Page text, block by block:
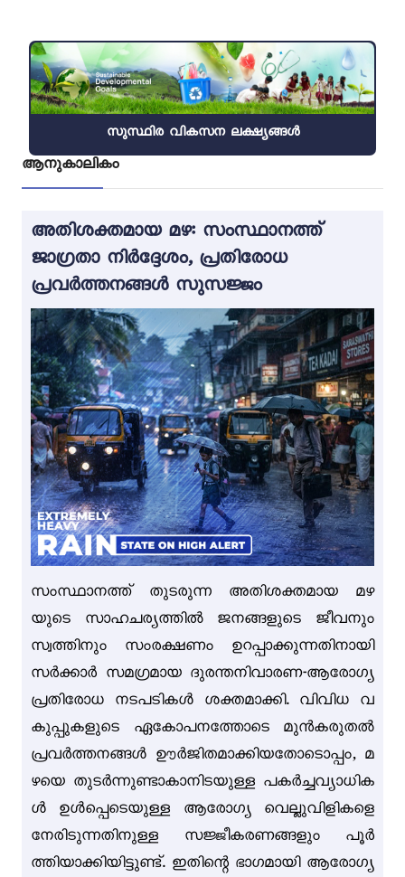
സുസ്ഥിര വികസന ലക്ഷ്യങ്ങൾ
ആനുകാലികം
അതിശക്തമായ മഴ: സംസ്ഥാനത്ത്
ജാഗ്രതാ നിർദ്ദേശം, പ്രതിരോധ
പ്രവർത്തനങ്ങൾ സുസജ്ജം
സംസ്ഥാനത്ത് തുടരുന്ന അതിശക്തമായ മഴ
യുടെ സാഹചര്യത്തിൽ ജനങ്ങളുടെ ജീവനും
സ്വത്തിനും സംരക്ഷണം ഉറപ്പാക്കുന്നതിനായി
സർക്കാർ സമഗ്രമായ ദുരന്തനിവാരണ-ആരോഗ്യ
പ്രതിരോധ നടപടികൾ ശക്തമാക്കി. വിവിധ വ
കുപ്പുകളുടെ ഏകോപനത്തോടെ മുൻകരുതൽ
പ്രവർത്തനങ്ങൾ ഊർജിതമാക്കിയതോടൊപ്പം, മ
ഴയെ തുടർന്നുണ്ടാകാനിടയുള്ള പകർച്ചവ്യാധിക
ൾ ഉൾപ്പെടെയുള്ള ആരോഗ്യ വെല്ലുവിളികളെ
നേരിടുന്നതിനുള്ള സജ്ജീകരണങ്ങളും പൂർ
ത്തിയാക്കിയിട്ടുണ്ട്. ഇതിന്റെ ഭാഗമായി ആരോഗ്യ